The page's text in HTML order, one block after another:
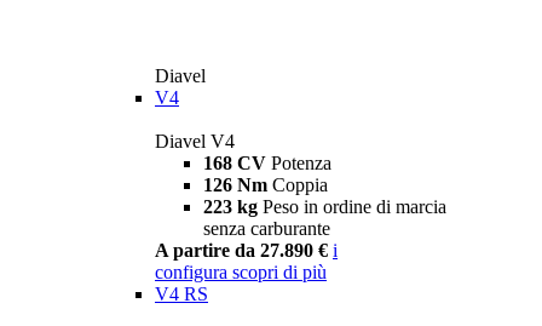
Diavel
V4
Diavel V4
168 CV Potenza
126 Nm Coppia
223 kg Peso in ordine di marcia
senza carburante
A partire da 27.890 € i
configura scopri di più
V4 RS